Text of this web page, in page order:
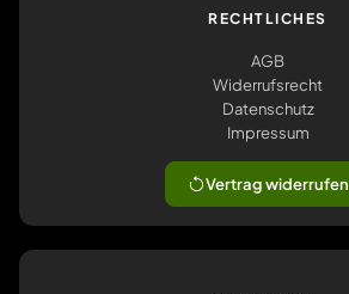
RECHTLICHES
AGB
Widerrufsrecht
Datenschutz
Impressum
Vertrag widerrufen